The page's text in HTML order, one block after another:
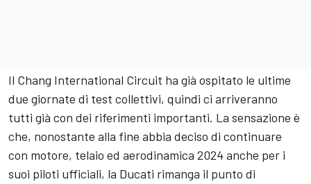
Il Chang International Circuit ha già ospitato le ultime
due giornate di test collettivi, quindi ci arriveranno
tutti già con dei riferimenti importanti. La sensazione è
che, nonostante alla fine abbia deciso di continuare
con motore, telaio ed aerodinamica 2024 anche per i
suoi piloti ufficiali, la Ducati rimanga il punto di